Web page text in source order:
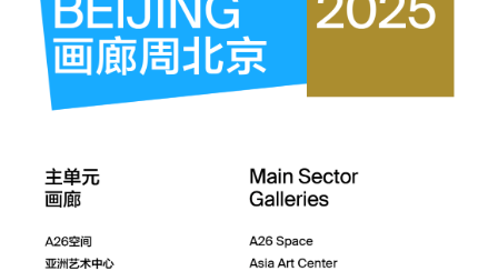
作为公众日的亮点活动，“Green Go Home”还举办了主题论坛 “共食·
创：当代艺术中的食物行动”。论坛深入探讨了“共食”作为社会联结
感交汇的纽带，以及“共创”如何以食物为艺术实践切入点，激发创
坛同期特别设置了公众食物工作坊，鼓励亲身参与。
第九届画廊周北京的圆满落幕，生动诠释了北京艺术生态深厚的底
勃的创新活力，为“北京艺术季”的成功注入了强劲动能。 展望未来